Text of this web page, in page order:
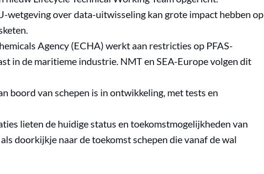
wetgeving over data-uitwisseling kan grote impact hebben op
Agency (ECHA) werkt aan restricties op PFAS-
in de maritieme industrie. NMT en SEA-Europe volgen dit
boord van schepen is in ontwikkeling, met tests en
lieten de huidige status en toekomstmogelijkheden van
doorkijkje naar de toekomst schepen die vanaf de wal